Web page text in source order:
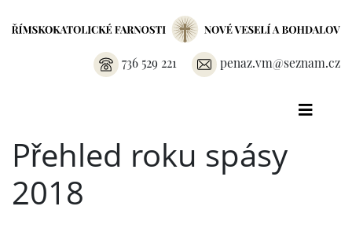
736 529 221 penaz.vm@seznam.cz
Přehled roku spásy
2018